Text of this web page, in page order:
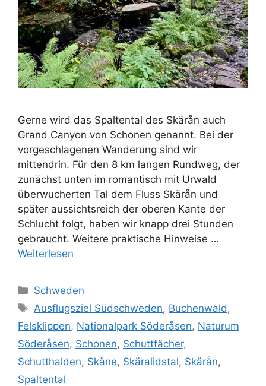
Gerne wird das Spaltental des Skärån auch
Grand Canyon von Schonen genannt. Bei der
vorgeschlagenen Wanderung sind wir
mittendrin. Für den 8 km langen Rundweg, der
zunächst unten im romantisch mit Urwald
überwucherten Tal dem Fluss Skärån und
später aussichtsreich der oberen Kante der
Schlucht folgt, haben wir knapp drei Stunden
gebraucht. Weitere praktische Hinweise …
Weiterlesen
Kategorien
Schweden
Schlagwörter
Ausflugsziel Südschweden, Buchenwald,
Felsklippen, Nationalpark Söderåsen, Naturum
Söderåsen, Schonen, Schuttfächer,
Schutthalden, Skåne, Skäralidstal, Skärån,
Spaltental